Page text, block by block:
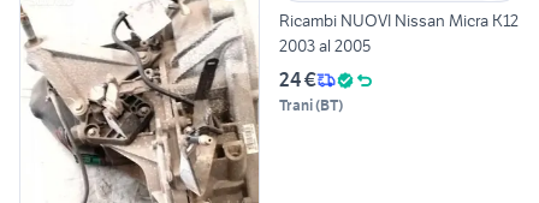
Ricambi NUOVI Nissan Micra K12
2003 al 2005
24 €
Trani(BT)